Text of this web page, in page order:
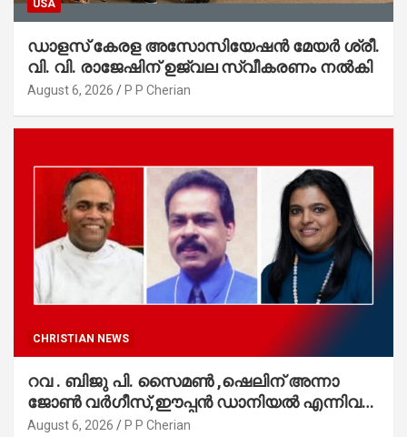
USA
ഡാളസ് കേരള അസോസിയേഷൻ മേയർ ശ്രീ.
വി. വി. രാജേഷിന് ഉജ്വല സ്വീകരണം നൽകി
August 6, 2026 P P Cherian
CHRISTIAN NEWS
റവ . ബിജു പി. സൈമൺ ,ഷെലിന് അന്നാ
ജോൺ വർഗീസ്,ഈപ്പൻ ഡാനിയൽ എന്നിവർ
മാർത്തോമാ സഭാ കൗൺസിലിലേക്കു
August 6, 2026 P P Cherian